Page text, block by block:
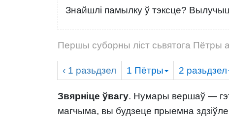
Знайшлі памылку ў тэксце?
Першы суборны ліст сьвятога Пётры
‹ 1 разьдзел 1 Пётры 2 разьдзел
Звярніце ўвагу. Нумары вершаў —
магчыма, вы будзеце прыемна